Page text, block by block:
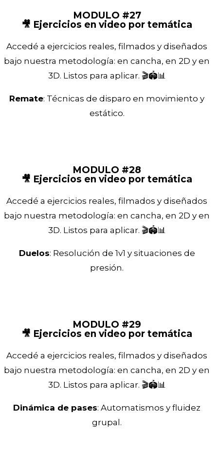
MODULO #27
🎥 Ejercicios en video por temática
Accedé a ejercicios reales, filmados y diseñados
bajo nuestra metodología: en cancha, en 2D y en
3D. Listos para aplicar. 🎬🏟️📊
Remate: Técnicas de disparo en movimiento y
estático.
MODULO #28
🎥 Ejercicios en video por temática
Accedé a ejercicios reales, filmados y diseñados
bajo nuestra metodología: en cancha, en 2D y en
3D. Listos para aplicar. 🎬🏟️📊
Duelos: Resolución de 1v1 y situaciones de
presión.
MODULO #29
🎥 Ejercicios en video por temática
Accedé a ejercicios reales, filmados y diseñados
bajo nuestra metodología: en cancha, en 2D y en
3D. Listos para aplicar. 🎬🏟️📊
Dinámica de pases: Automatismos y fluidez
grupal.